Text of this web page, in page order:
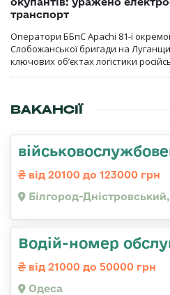
транспорт
Оператори ББпС Apachi 81-ї
Слобожанської бригади на
ключових об’єктах логістики
ВАКАНСІЇ
від 20100 до 123000 грн
Білгород-
Водій-номер
від 21000 до 50000 грн
Одеса